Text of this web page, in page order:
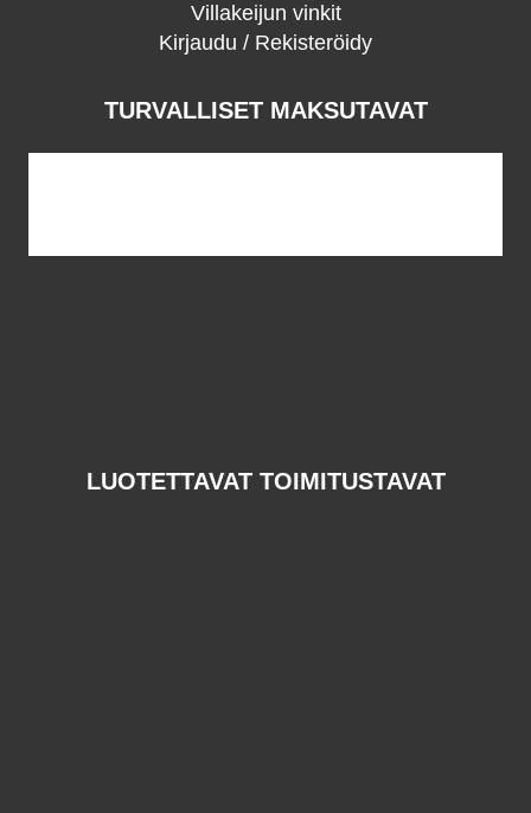
Villakeijun vinkit
Kirjaudu / Rekisteröidy
TURVALLISET MAKSUTAVAT
LUOTETTAVAT TOIMITUSTAVAT